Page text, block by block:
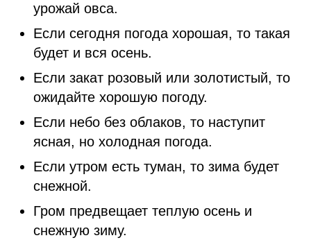
урожай овса.
Если сегодня погода хорошая, то такая
будет и вся осень.
Если закат розовый или золотистый, то
ожидайте хорошую погоду.
Если небо без облаков, то наступит
ясная, но холодная погода.
Если утром есть туман, то зима будет
снежной.
Гром предвещает теплую осень и
снежную зиму.